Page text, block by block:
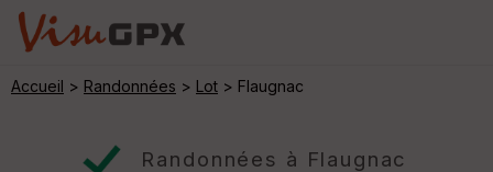
Accueil > Randonnées > Lot > Flaugnac
Randonnées à Flaugnac